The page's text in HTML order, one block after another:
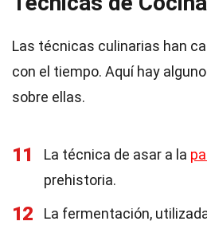
Las técnicas culinarias han
con el tiempo. Aquí hay
sobre ellas.
11 La técnica de asar a la
prehistoria.
12
La fermentación,